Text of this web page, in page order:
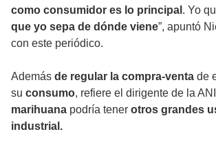
como consumidor es lo principal . Yo
que yo sepa de dónde viene”, apuntó
con este periódico.
Además de regular la compra-venta de
su consumo, refiere el dirigente de la
marihuana podría tener otros grandes
industrial.